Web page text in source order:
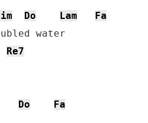
Do Lam
Fa
water
Re7
Do
Fa